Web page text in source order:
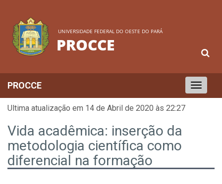
UNIVERSIDADE FEDERAL DO OESTE DO PARÁ
PROCCE
Toggle
navigation
PROCCE
Ultima atualização em 14 de Abril de 2020 às 22:27
Vida acadêmica: inserção da
metodologia científica como
diferencial na formação